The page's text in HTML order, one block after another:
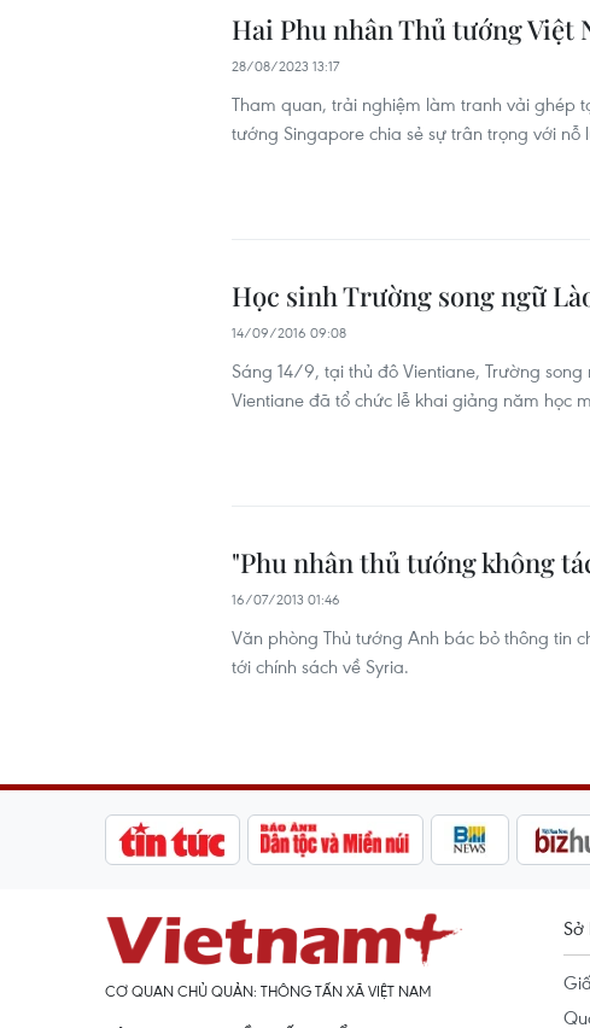
Hai Phu nhân Thủ tướng
28/08/2023 13:17
Tham quan, trải nghiệm làm tranh vải ghép
tướng Singapore chia sẻ sự trân trọng với
Học sinh Trường song ngữ
14/09/2016 09:08
Sáng 14/9, tại thủ đô Vientiane, Trường
Vientiane đã tổ chức lễ khai giảng năm học
"Phu nhân thủ tướng không
16/07/2013 01:46
Văn phòng Thủ tướng Anh bác bỏ thông tin
tới chính sách về Syria.
CƠ QUAN CHỦ QUẢN: THÔNG TẤN XÃ VIỆT NAM
Sở